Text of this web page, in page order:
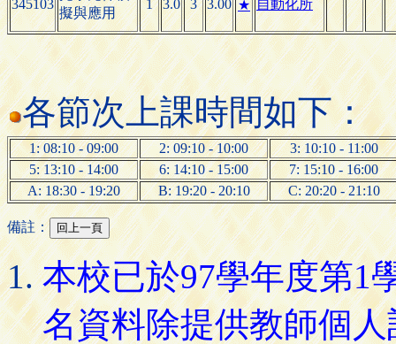
345103
擬與應用
1 3.0 3 3.00 ★ 自動化所
各節次上課時間如下：
1: 08:10 - 09:00 2: 09:10 - 10:00
3: 10:10 - 11:00
5: 13:10 - 14:00
6: 14:10 - 15:00
7: 15:10 - 16:00
A: 18:30 - 19:20
B: 19:20 - 20:10 C: 20:20 - 21:10
備註：
本校已於97學年度第1
名資料除提供教師個